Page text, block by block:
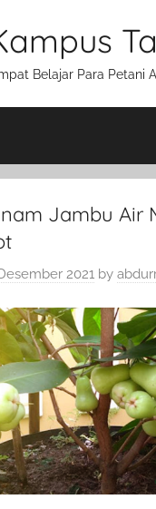
Belajar Para Petani
Jambu Air
2021 by